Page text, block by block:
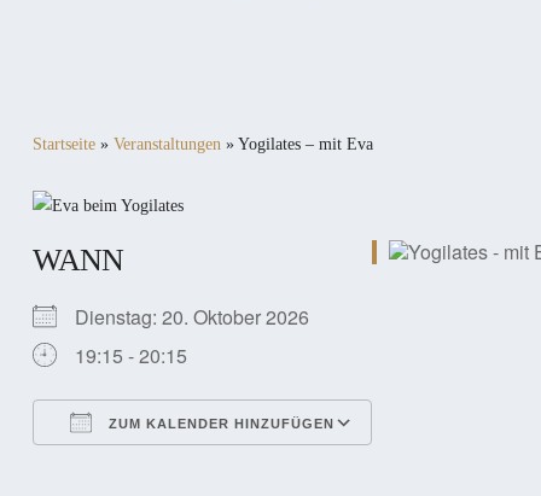
Startseite» Veranstaltungen» Yogilates – mit Eva
WANN
Dienstag: 20. Oktober 2026
19:15 - 20:15
ZUM KALENDER HINZUFÜGEN